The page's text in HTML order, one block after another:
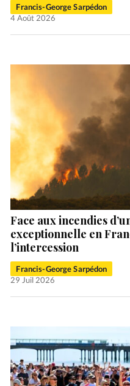
Francis-George Sarpédon
4 Août 2026
Face aux incendies
exceptionnelle en
l’intercession
Francis-George Sarpédon
29 Juil 2026